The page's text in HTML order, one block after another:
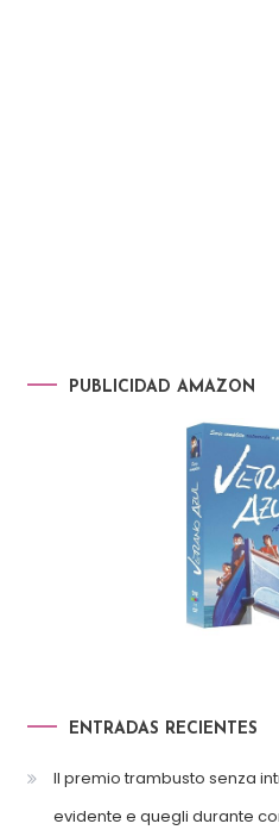
PUBLICIDAD AMAZON
ENTRADAS RECIENTES
Il premio trambusto senza
evidente e quegli durante